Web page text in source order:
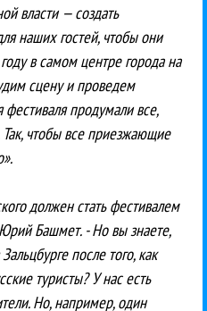
власти — создать
наших гостей, чтобы они
в самом центре города на
сцену и проведем
продумали все,
чтобы все приезжающие
должен стать фестивалем
Башмет. - Но вы знаете,
после того, как
туристы? У нас есть
Но, например, один